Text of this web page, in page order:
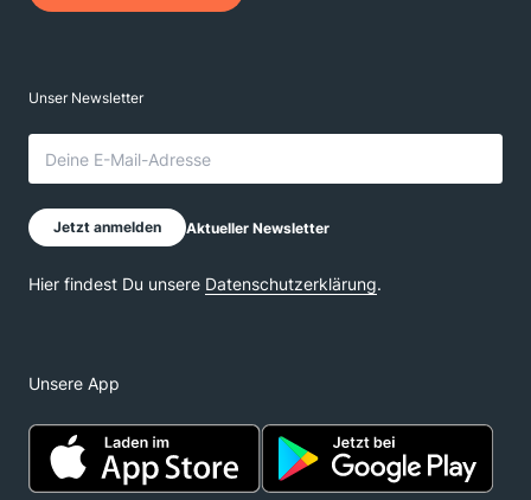
Unsere App